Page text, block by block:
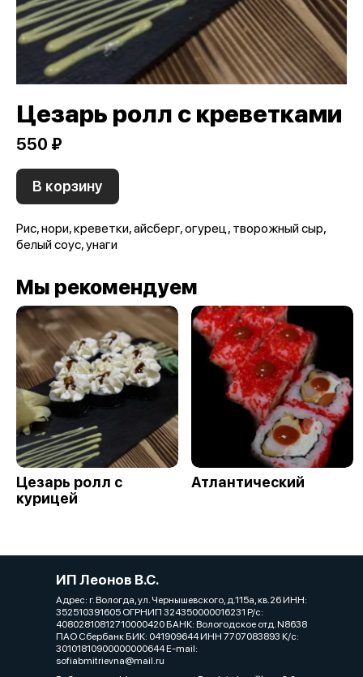
Цезарь ролл с креветками
550 ₽
В корзину
Рис, нори, креветки, айсберг, огурец, творожный сыр,
белый соус, унаги
Мы рекомендуем
Цезарь ролл с
курицей
Атлантический
ИП Леонов В.С.
Адрес: г. Вологда, ул. Чернышевского, д.115а, кв.26 ИНН:
352510391605 ОГРНИП 324350000016231 Р/с:
40802810812710000420 БАНК: Вологодское отд. N8638
ПАО Сбербанк БИК: 041909644 ИНН 7707083893 К/с:
30101810900000000644 E-mail:
sofiabmitrievna@mail.ru